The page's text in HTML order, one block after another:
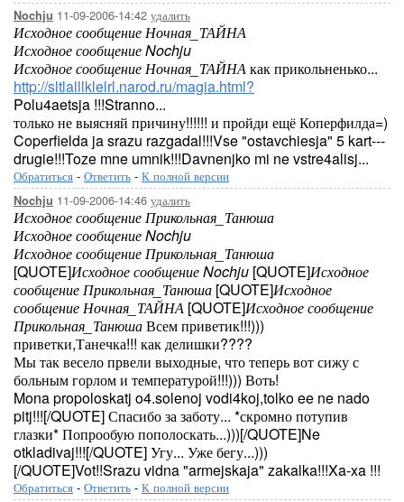
Nochju 11-09-2006-14:42 удалить
Исходное сообщение Ночная_ТАЙНА
Исходное сообщение Nochju
Исходное сообщение Ночная_ТАЙНАкак прикольненько...
http://sltlalllklelrl.narod.ru/magia.html?
Polu4aetsja !!!Stranno...
только не выясняй причину!!!!!! и пройди ещё Коперфилда=)
Coperfielda ja srazu razgadal!!!Vse "ostavchiesja" 5 kart---
drugie!!!Toze mne umnik!!!Davnenjko mi ne vstre4alisj...
Обратиться - Ответить - К полной версии
Nochju 11-09-2006-14:46 удалить
Исходное сообщение Прикольная_Танюша
Исходное сообщение Nochju
Исходное сообщение Прикольная_Танюша
[QUOTE]Исходное сообщение Nochju [QUOTE]Исходное
сообщение Прикольная_Танюша [QUOTE]Исходное
сообщение Ночная_ТАЙНА [QUOTE]Исходное сообщение
Прикольная_ТанюшаВсем приветик!!!)))
приветки,Танечка!!! как делишки????
Мы так весело првели выходные, что теперь вот сижу с
больным горлом и температурой!!!))) Воть!
Mona propoloskatj o4.solenoj vodi4koj,tolko ee ne nado
pitj!!![/QUOTE] Спасибо за заботу... *скромно потупив
глазки* Попрообую пополоскать...)))[/QUOTE]Ne
otkladivaj!!![/QUOTE] Угу... Уже бегу...)))
[/QUOTE]Vot!!Srazu vidna "armejskaja" zakalka!!!Xa-xa !!!
Обратиться - Ответить - К полной версии